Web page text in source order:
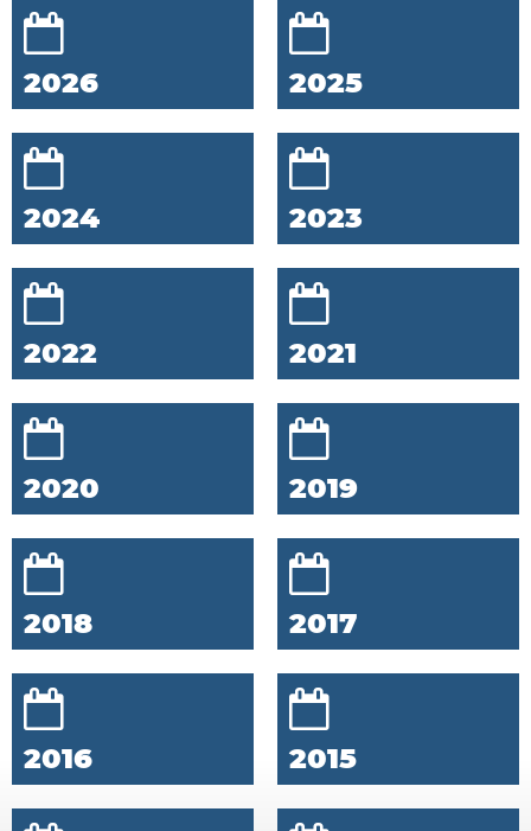
2026 2025
2024 2023
2022 2021
2020 2019
2018 2017
2016 2015